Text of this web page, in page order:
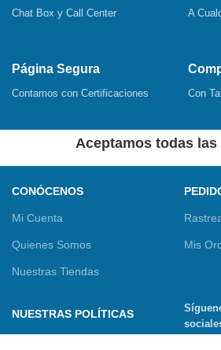
Chat Box y Call Center A
Página Segura
Contamos con Certificaciones Con
Aceptamos todas las
CONÓCENOS
Mi Cuenta
Quienes Somos
Nuestras Tiendas
Mis
NUESTRAS POLÍTICAS